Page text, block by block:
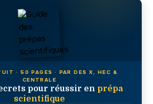
· 50 PAGES · PAR DES X, HEC &
CENTRALE
pour réussir en prépa
scientifique